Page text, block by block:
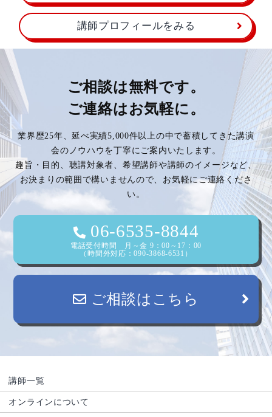
講師プロフィールをみる
ご相談は無料です。
ご連絡はお気軽に。
業界歴25年、延べ実績5,000件以上の中で蓄積してきた講演
会のノウハウを丁寧にご案内いたします。
趣旨・目的、聴講対象者、希望講師や講師のイメージなど、
お決まりの範囲で構いませんので、お気軽にご連絡くださ
い。
06-6535-8844
電話受付時間 月～金 9：00～17：00
（時間外対応：090-3868-6531）
ご相談はこちら
講師一覧
オンラインについて